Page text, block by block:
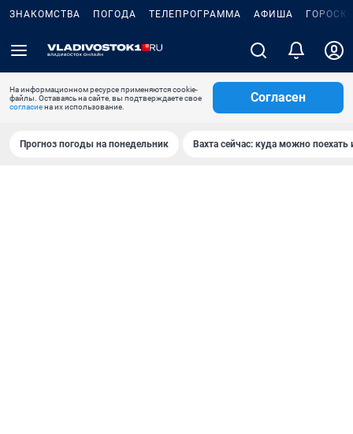
ЗНАКОМСТВА ПОГОДА ТЕЛЕПРОГРАММА АФИША
На информационном ресурсе применяются cookie-
файлы. Оставаясь на сайте, вы подтверждаете свое
согласиена их использование.
Согласен
Прогноз погоды на понедельник Вахта сейчас: куда можно поехать